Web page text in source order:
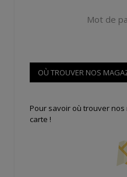
Mot de
OÙ TROUVER NOS
Pour savoir où trouver
carte !